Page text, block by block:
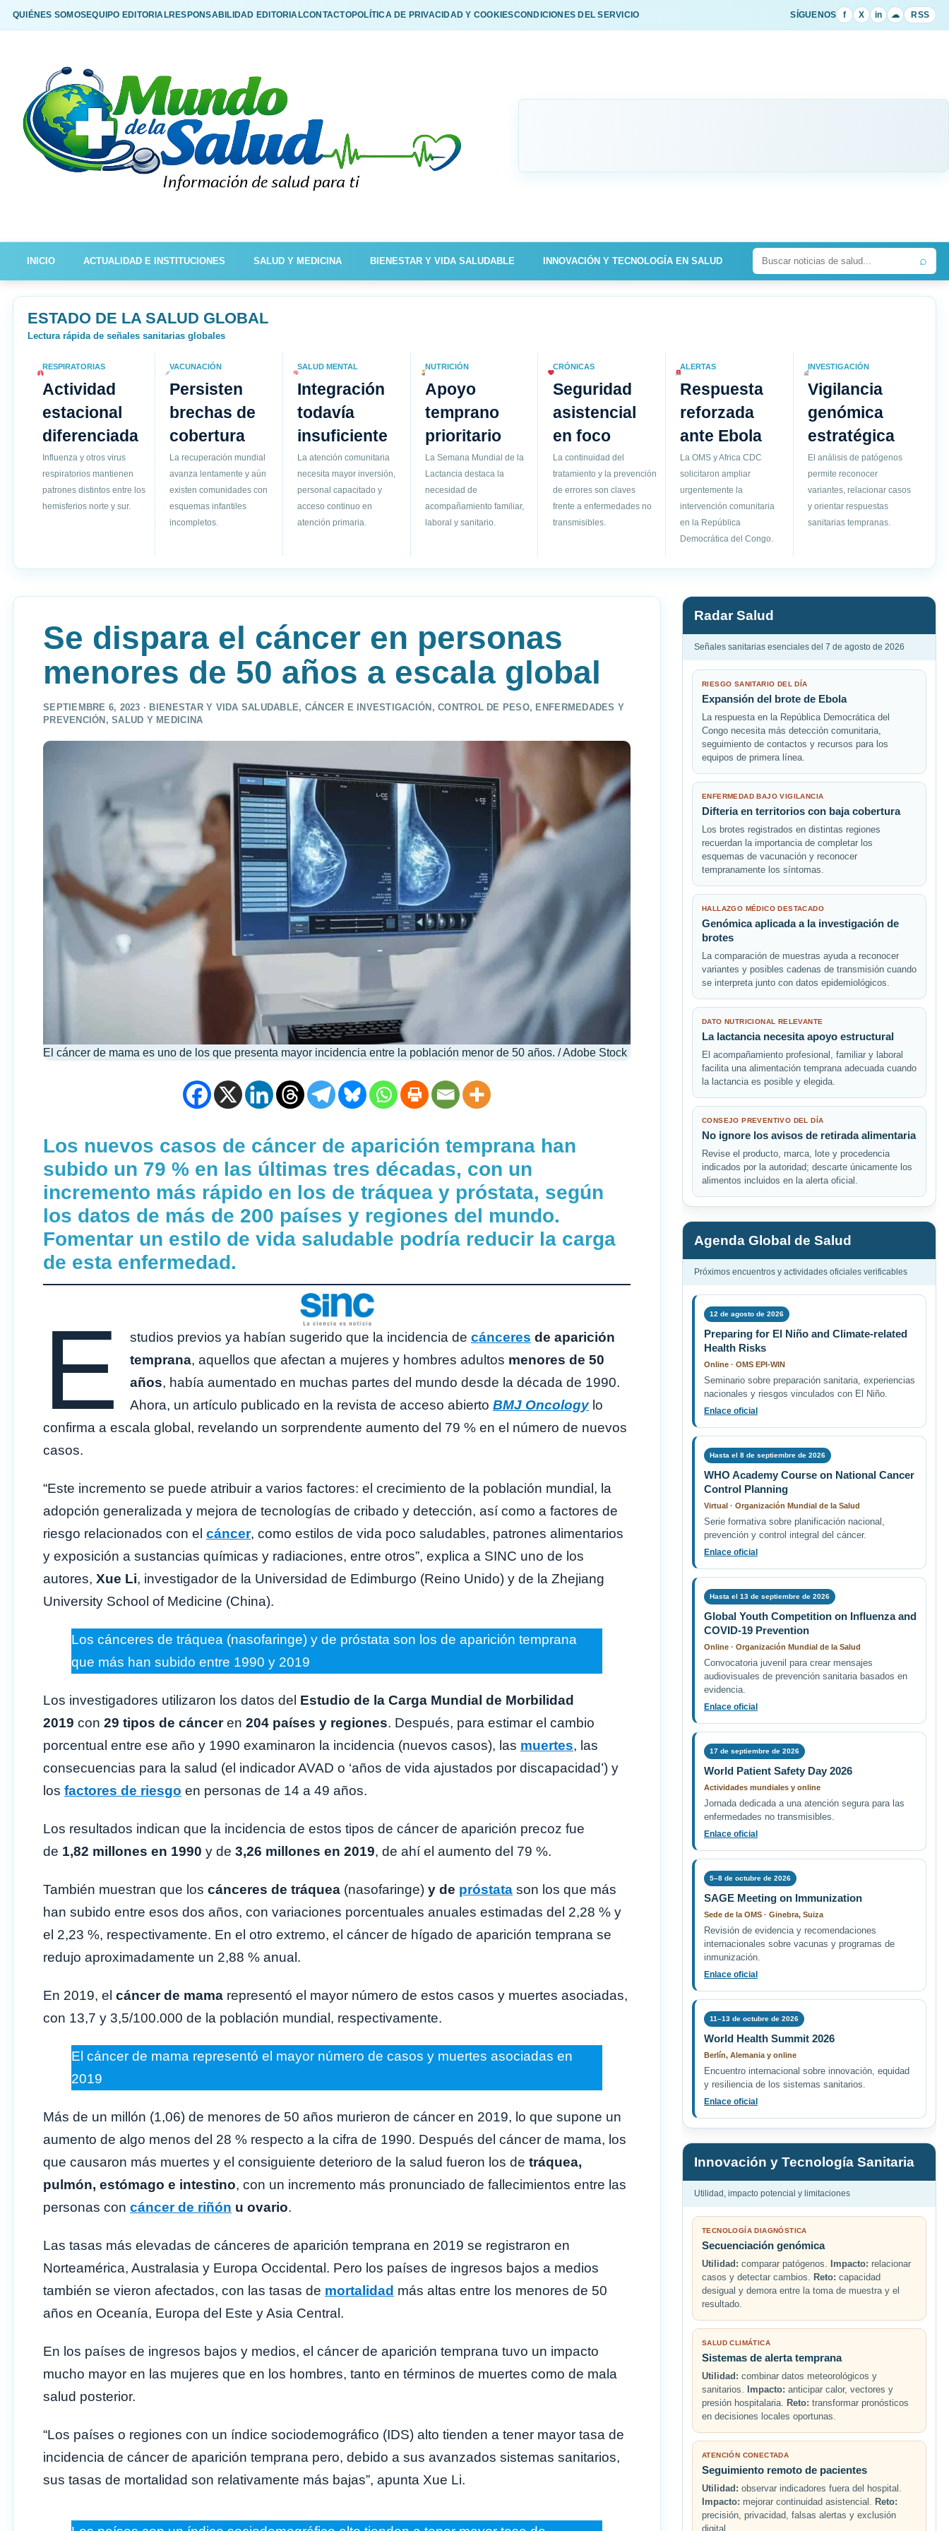
QUIÉNES SOMOSEQUIPO EDITORIALRESPONSABILIDAD EDITORIALCONTACTOPOLÍTICA DE PRIVACIDAD Y COOKIESCONDICIONES DEL SERVICIO SÍGUENOS f X in ☁ RSS
INICIO ACTUALIDAD E INSTITUCIONES SALUD Y MEDICINA BIENESTAR Y VIDA SALUDABLE INNOVACIÓN Y TECNOLOGÍA EN SALUD ⌕
ESTADO DE LA SALUD GLOBAL
Lectura rápida de señales sanitarias globales
RESPIRATORIAS
Actividad
estacional
diferenciada
Influenza y otros virus
respiratorios mantienen
patrones distintos entre los
hemisferios norte y sur.
VACUNACIÓN
Persisten
brechas de
cobertura
La recuperación mundial
avanza lentamente y aún
existen comunidades con
esquemas infantiles
incompletos.
SALUD MENTAL
Integración
todavía
insuficiente
La atención comunitaria
necesita mayor inversión,
personal capacitado y
acceso continuo en
atención primaria.
NUTRICIÓN
Apoyo
temprano
prioritario
La Semana Mundial de la
Lactancia destaca la
necesidad de
acompañamiento familiar,
laboral y sanitario.
CRÓNICAS
Seguridad
asistencial
en foco
La continuidad del
tratamiento y la prevención
de errores son claves
frente a enfermedades no
transmisibles.
ALERTAS
Respuesta
reforzada
ante Ebola
La OMS y Africa CDC
solicitaron ampliar
urgentemente la
intervención comunitaria
en la República
Democrática del Congo.
INVESTIGACIÓN
Vigilancia
genómica
estratégica
El análisis de patógenos
permite reconocer
variantes, relacionar casos
y orientar respuestas
sanitarias tempranas.
Se dispara el cáncer en personas
menores de 50 años a escala global
SEPTIEMBRE 6, 2023 · BIENESTAR Y VIDA SALUDABLE, CÁNCER E INVESTIGACIÓN,CONTROL DE PESO, ENFERMEDADES Y
PREVENCIÓN,SALUD Y MEDICINA
El cáncer de mama es uno de los que presenta mayor incidencia entre la población menor de 50 años. / Adobe Stock
Los nuevos casos de cáncer de aparición temprana han
subido un 79 % en las últimas tres décadas, con un
incremento más rápido en los de tráquea y próstata, según
los datos de más de 200 países y regiones del mundo.
Fomentar un estilo de vida saludable podría reducir la carga
de esta enfermedad.
E studios previos ya habían sugerido que la incidencia de cánceres de aparición
temprana, aquellos que afectan a mujeres y hombres adultos menores de 50
años, había aumentado en muchas partes del mundo desde la década de 1990.
Ahora, un artículo publicado en la revista de acceso abierto BMJ Oncologylo
confirma a escala global, revelando un sorprendente aumento del 79 % en el número de nuevos
casos.
“Este incremento se puede atribuir a varios factores: el crecimiento de la población mundial, la
adopción generalizada y mejora de tecnologías de cribado y detección, así como a factores de
riesgo relacionados con el cáncer, como estilos de vida poco saludables, patrones alimentarios
y exposición a sustancias químicas y radiaciones, entre otros”, explica a SINC uno de los
autores, Xue Li, investigador de la Universidad de Edimburgo (Reino Unido) y de la Zhejiang
University School of Medicine (China).
Los cánceres de tráquea (nasofaringe) y de próstata son los de aparición temprana
que más han subido entre 1990 y 2019
Los investigadores utilizaron los datos del Estudio de la Carga Mundial de Morbilidad
2019 con 29 tipos de cánceren 204 países y regiones. Después, para estimar el cambio
porcentual entre ese año y 1990 examinaron la incidencia (nuevos casos), las muertes, las
consecuencias para la salud (el indicador AVAD o ‘años de vida ajustados por discapacidad’) y
los factores de riesgo en personas de 14 a 49 años.
Los resultados indican que la incidencia de estos tipos de cáncer de aparición precoz fue
de 1,82 millones en 1990 y de 3,26 millones en 2019, de ahí el aumento del 79 %.
También muestran que los cánceres de tráquea (nasofaringe) y de próstata son los que más
han subido entre esos dos años, con variaciones porcentuales anuales estimadas del 2,28 % y
el 2,23 %, respectivamente. En el otro extremo, el cáncer de hígado de aparición temprana se
redujo aproximadamente un 2,88 % anual.
En 2019, el cáncer de mama representó el mayor número de estos casos y muertes asociadas,
con 13,7 y 3,5/100.000 de la población mundial, respectivamente.
El cáncer de mama representó el mayor número de casos y muertes asociadas en
2019
Más de un millón (1,06) de menores de 50 años murieron de cáncer en 2019, lo que supone un
aumento de algo menos del 28 % respecto a la cifra de 1990. Después del cáncer de mama, los
que causaron más muertes y el consiguiente deterioro de la salud fueron los de tráquea,
pulmón, estómago e intestino, con un incremento más pronunciado de fallecimientos entre las
personas con cáncer de riñón u ovario.
Las tasas más elevadas de cánceres de aparición temprana en 2019 se registraron en
Norteamérica, Australasia y Europa Occidental. Pero los países de ingresos bajos a medios
también se vieron afectados, con las tasas de mortalidad más altas entre los menores de 50
años en Oceanía, Europa del Este y Asia Central.
En los países de ingresos bajos y medios, el cáncer de aparición temprana tuvo un impacto
mucho mayor en las mujeres que en los hombres, tanto en términos de muertes como de mala
salud posterior.
“Los países o regiones con un índice sociodemográfico (IDS) alto tienden a tener mayor tasa de
incidencia de cáncer de aparición temprana pero, debido a sus avanzados sistemas sanitarios,
sus tasas de mortalidad son relativamente más bajas”, apunta Xue Li.
Radar Salud
Señales sanitarias esenciales del 7 de agosto de 2026
RIESGO SANITARIO DEL DÍA
Expansión del brote de Ebola
La respuesta en la República Democrática del
Congo necesita más detección comunitaria,
seguimiento de contactos y recursos para los
equipos de primera línea.
ENFERMEDAD BAJO VIGILANCIA
Difteria en territorios con baja cobertura
Los brotes registrados en distintas regiones
recuerdan la importancia de completar los
esquemas de vacunación y reconocer
tempranamente los síntomas.
HALLAZGO MÉDICO DESTACADO
Genómica aplicada a la investigación de
brotes
La comparación de muestras ayuda a reconocer
variantes y posibles cadenas de transmisión cuando
se interpreta junto con datos epidemiológicos.
DATO NUTRICIONAL RELEVANTE
La lactancia necesita apoyo estructural
El acompañamiento profesional, familiar y laboral
facilita una alimentación temprana adecuada cuando
la lactancia es posible y elegida.
CONSEJO PREVENTIVO DEL DÍA
No ignore los avisos de retirada alimentaria
Revise el producto, marca, lote y procedencia
indicados por la autoridad; descarte únicamente los
alimentos incluidos en la alerta oficial.
Agenda Global de Salud
Próximos encuentros y actividades oficiales verificables
12 de agosto de 2026
Preparing for El Niño and Climate-related
Health Risks
Online · OMS EPI-WIN
Seminario sobre preparación sanitaria, experiencias
nacionales y riesgos vinculados con El Niño.
Enlace oficial
Hasta el 8 de septiembre de 2026
WHO Academy Course on National Cancer
Control Planning
Virtual · Organización Mundial de la Salud
Serie formativa sobre planificación nacional,
prevención y control integral del cáncer.
Enlace oficial
Hasta el 13 de septiembre de 2026
Global Youth Competition on Influenza and
COVID-19 Prevention
Online · Organización Mundial de la Salud
Convocatoria juvenil para crear mensajes
audiovisuales de prevención sanitaria basados en
evidencia.
Enlace oficial
17 de septiembre de 2026
World Patient Safety Day 2026
Actividades mundiales y online
Jornada dedicada a una atención segura para las
enfermedades no transmisibles.
Enlace oficial
5–8 de octubre de 2026
SAGE Meeting on Immunization
Sede de la OMS · Ginebra, Suiza
Revisión de evidencia y recomendaciones
internacionales sobre vacunas y programas de
inmunización.
Enlace oficial
11–13 de octubre de 2026
World Health Summit 2026
Berlín, Alemania y online
Encuentro internacional sobre innovación, equidad
y resiliencia de los sistemas sanitarios.
Enlace oficial
Innovación y Tecnología Sanitaria
Utilidad, impacto potencial y limitaciones
TECNOLOGÍA DIAGNÓSTICA
Secuenciación genómica
Utilidad: comparar patógenos. Impacto: relacionar
casos y detectar cambios. Reto: capacidad
desigual y demora entre la toma de muestra y el
resultado.
SALUD CLIMÁTICA
Sistemas de alerta temprana
Utilidad: combinar datos meteorológicos y
sanitarios. Impacto: anticipar calor, vectores y
presión hospitalaria. Reto: transformar pronósticos
en decisiones locales oportunas.
ATENCIÓN CONECTADA
Seguimiento remoto de pacientes
Utilidad: observar indicadores fuera del hospital.
Impacto: mejorar continuidad asistencial. Reto:
precisión, privacidad, falsas alertas y exclusión
digital.